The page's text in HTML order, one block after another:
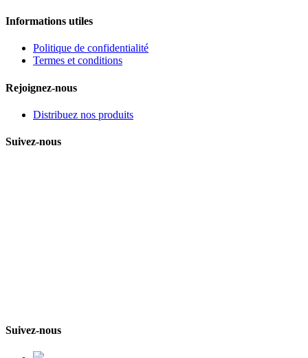
Informations utiles
Politique de confidentialité
Termes et conditions
Rejoignez-nous
Distribuez nos produits
Suivez-nous
Suivez-nous